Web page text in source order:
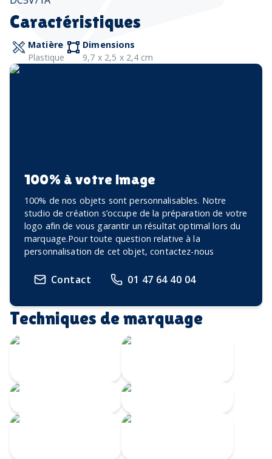
Caractéristiques
Matière
Plastique
Dimensions
9,7 x 2,5 x 2,4 cm
100% à votre image
100% de nos objets sont personnalisables. Notre
studio de création s’occupe de la préparation de votre
logo afin de vous garantir un résultat optimal lors du
marquage.Pour toute question relative à la
personnalisation de cet objet, contactez-nous
Contact 01 47 64 40 04
Techniques de marquage